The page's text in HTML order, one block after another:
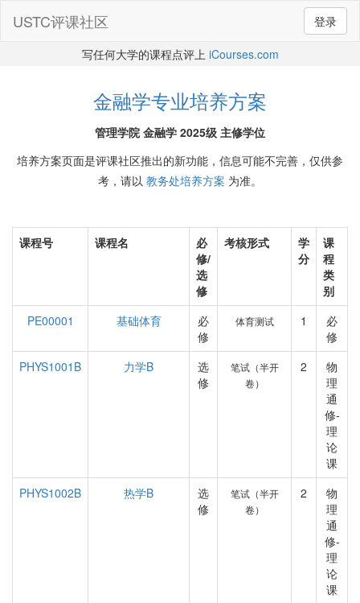
登录
USTC评课社区
写任何大学的课程点评上 iCourses.com
金融学专业培养方案
管理学院 金融学 2025级 主修学位
培养方案页面是评课社区推出的新功能，信息可能不完善，仅供参
考，请以 教务处培养方案 为准。
课程号 课程名
必
修/
选
修
考核形式
学
分
课
程
类
别
PE00001
基础体育
必
修
体育测试 1
必
修
PHYS1001B
力学B
选
修
笔试（半开
卷）
2
物
理
通
修-
理
论
课
PHYS1002B
热学B
选
修
笔试（半开
卷）
2
物
理
通
修-
理
论
课